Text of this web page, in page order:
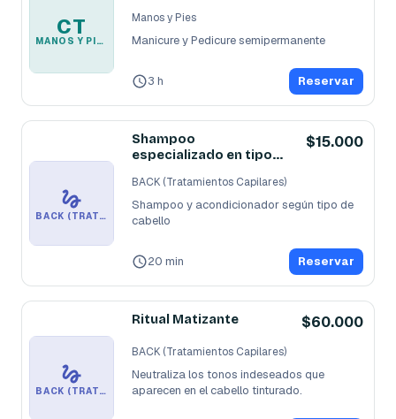
CT
MANOS Y PIES
Manos y Pies
Manicure y Pedicure semipermanente
3 h Reservar
BACK (TRATAMIENTOS CAPILARES)
Shampoo
especializado en tipo
$15.000
BACK (Tratamientos Capilares)
Shampoo y acondicionador según tipo de
cabello
20 min Reservar
BACK (TRATAMIENTOS CAPILARES)
Ritual Matizante $60.000
BACK (Tratamientos Capilares)
Neutraliza los tonos indeseados que
aparecen en el cabello tinturado.